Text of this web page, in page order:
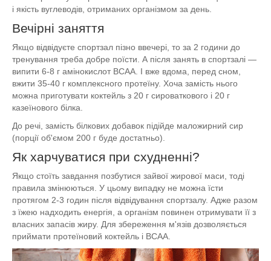
і якість вуглеводів, отриманих організмом за день.
Вечірні заняття
Якщо відвідуєте спортзал пізно ввечері, то за 2 години до
тренування треба добре поїсти. А після занять в спортзалі —
випити 6-8 г амінокислот BCAA. І вже вдома, перед сном,
вжити 35-40 г комплексного протеїну. Хоча замість нього
можна приготувати коктейль з 20 г сироваткового і 20 г
казеїнового білка.
До речі, замість білкових добавок підійде маложирний сир
(порції об'ємом 200 г буде достатньо).
Як харчуватися при схудненні?
Якщо стоїть завдання позбутися зайвої жирової маси, тоді
правила змінюються. У цьому випадку не можна їсти
протягом 2-3 годин після відвідування спортзалу. Адже разом
з їжею надходить енергія, а організм повинен отримувати її з
власних запасів жиру. Для збереження м'язів дозволяється
приймати протеїновий коктейль і BCAA.